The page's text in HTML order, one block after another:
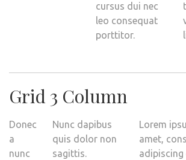
cursus dui nec
leo consequat
porttitor.
Grid 3 Column
Donec
a
nunc
Nunc dapibus
quis dolor non
sagittis.
Lorem
amet,
adipiscing